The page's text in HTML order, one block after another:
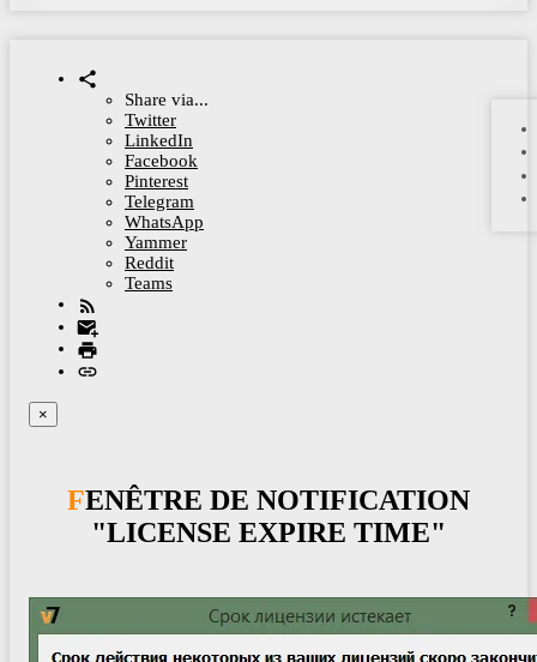
Share via...
Twitter
LinkedIn
Facebook
Pinterest
Telegram
WhatsApp
Yammer
Reddit
Teams
×
FENÊTRE DE NOTIFICATION
"LICENSE EXPIRE TIME"